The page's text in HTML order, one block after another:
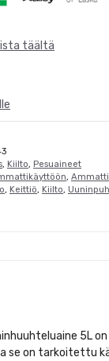
täältä
, Kiilto, Pesuaineet
,
, Keittiö, Kiilto,
5L
se on tarkoitettu